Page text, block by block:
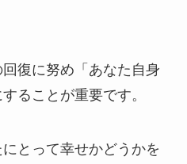
復に努め「あなた自身
ることが重要です。
とって幸せかどうかを